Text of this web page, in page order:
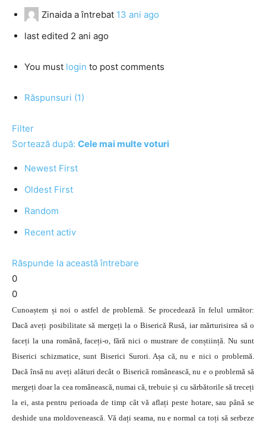
Zinaida a întrebat 13 ani ago
last edited 2 ani ago
You must login to post comments
Răspunsuri (1)
Filter
Sortează după: Cele mai multe voturi
Newest First
Oldest First
Random
Recent activ
Răspunde la această întrebare
0
0
Cunoaștem și noi o astfel de problemă. Se procedează în felul următor:
Dacă aveți posibilitate să mergeți la o Biserică Rusă, iar mărturisirea să o
faceți la una română, faceți-o, fără nici o mustrare de conștiință. Nu sunt
Biserici schizmatice, sunt Biserici Surori. Așa că, nu e nici o problemă.
Dacă însă nu aveți alături decât o Biserică românească, nu e o problemă să
mergeți doar la cea românească, numai că, trebuie și cu sărbătorile să treceți
la ei, asta pentru perioada de timp cât vă aflați peste hotare, sau până se
deshide una moldovenească. Vă dați seama, nu e normal ca toți să serbeze